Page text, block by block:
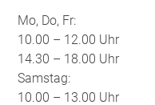
Mo, Do, Fr:
10.00 – 12.00 Uhr
14.30 – 18.00 Uhr
Samstag:
10.00 – 13.00 Uhr